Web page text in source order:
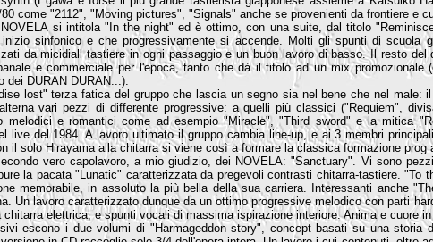
80 come "2112", "Moving pictures", "Signals" anche se provenienti da frontiere e
NOVELA si intitola "In the night" ed è ottimo, con una suite, dal titolo
sinfonico e che progressivamente si accende. Molti gli spunti di scuola
da micidiali tastiere in ogni passaggio e un buon lavoro di basso. Il resto
e commerciale per l'epoca, tanto che dà il titolo ad un mix
dei DURAN DURAN...).
lost" terza fatica del gruppo che lascia un segno sia nel bene che nel
vari pezzi di differente progressive: a quelli più classici ("Requiem",
melodici e romantici come ad esempio "Miracle", "Third sword" e la mitica
live del 1984. A lavoro ultimato il gruppo cambia line-up, e ai 3 membri
il solo Hirayama alla chitarra si viene così a formare la classica formazione prog
vero capolavoro, a mio giudizio, dei NOVELA: "Sanctuary". Vi sono
la pacata "Lunatic" caratterizzata da pregevoli contrasti chitarra-tastiere.
memorabile, in assoluto la più bella della sua carriera. Interessanti anche
Un lavoro caratterizzato dunque da un ottimo progressive melodico con parti
elettrica, e spunti vocali di massima ispirazione interiore. Anima e cuore
escono i due volumi di "Harmageddon story", concept basati su una storia